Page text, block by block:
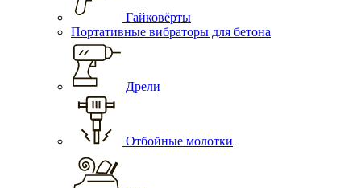
Гайковёрты
Портативные вибраторы для бетона
Дрели
Отбойные молотки